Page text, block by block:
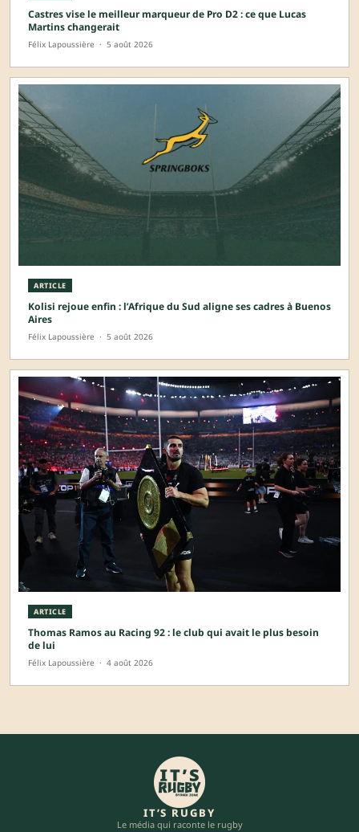
Castres vise le meilleur marqueur de Pro D2 : ce que Lucas
Martins changerait
Félix Lapoussière · 5 août 2026
ARTICLE
Kolisi rejoue enfin : l’Afrique du Sud aligne ses cadres à Buenos
Aires
Félix Lapoussière · 5 août 2026
ARTICLE
Thomas Ramos au Racing 92 : le club qui avait le plus besoin
de lui
Félix Lapoussière · 4 août 2026
IT’S RUGBY
Le média qui raconte le rugby